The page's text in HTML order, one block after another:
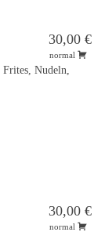
30,00 €
normal
Frites, Nudeln,
30,00 €
normal